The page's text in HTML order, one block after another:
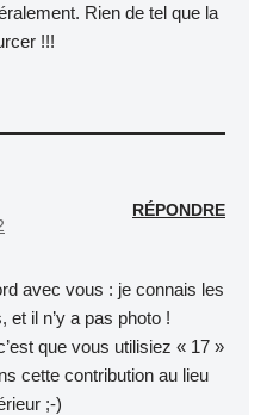
Rien de tel que la
!!!
RÉPONDRE
avec vous : je connais les
et il n’y a pas photo !
que vous utilisiez « 17 »
cette contribution au lieu
;-)